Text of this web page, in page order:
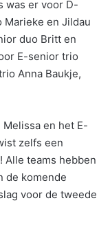
was er voor D-
en Jildau
duo Britt en
E-senior trio
Anna Baukje,
en het E-
zelfs een
Alle teams hebben
de komende
voor de tweede